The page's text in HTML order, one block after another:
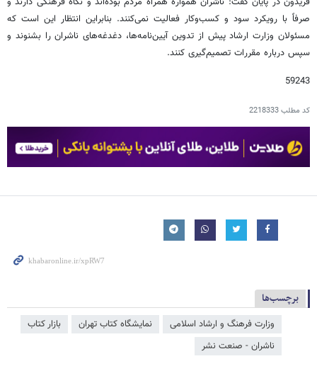
صرفاً با رویکرد سود و کسب‌وکار فعالیت نمی‌کنند. بنابراین انتظار این است که
مسئولان وزارت ارشاد پیش از تدوین آیین‌نامه‌ها، دغدغه‌های ناشران را بشنوند و
سپس درباره مقررات تصمیم‌گیری کنند.
59243
کد مطلب2218333
برچسب‌ها
وزارت فرهنگ و ارشاد اسلامی نمایشگاه کتاب تهران
بازار کتاب
ناشران - صنعت نشر